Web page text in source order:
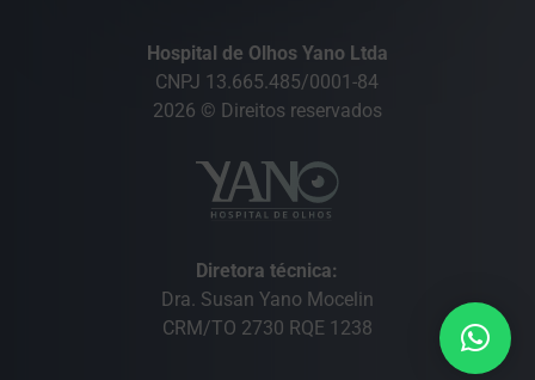
Hospital de Olhos Yano Ltda
CNPJ 13.665.485/0001-84
2026 © Direitos reservados
Diretora técnica:
Dra. Susan Yano Mocelin
CRM/TO 2730 RQE 1238